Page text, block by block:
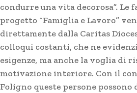
condurre una vita decorosa”. Le
progetto “Famiglia e Lavoro”
direttamente dalla Caritas
colloqui costanti, che ne
esigenze, ma anche la voglia di
motivazione interiore. Con il
Foligno queste persone